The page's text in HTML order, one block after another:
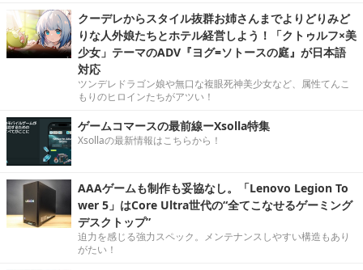
クーデレからスタイル抜群お姉さんまでよりどりみど
りな人外娘たちとホテル経営しよう！「クトゥルフ×美
少女」テーマのADV『ヨグ=ソトースの庭』が日本語
対応
ツンデレドラゴン娘や無口な複眼死神美少女など、属性てんこ
もりのヒロインたちがアツい！
ゲームコマースの最前線ーXsolla特集
Xsollaの最新情報はこちらから！
AAAゲームも制作も妥協なし。「Lenovo Legion To
wer 5」はCore Ultra世代の“全てこなせるゲーミング
デスクトップ”
迫力を感じる強力スペック。メンテナンスしやすい構造もあり
がたい！